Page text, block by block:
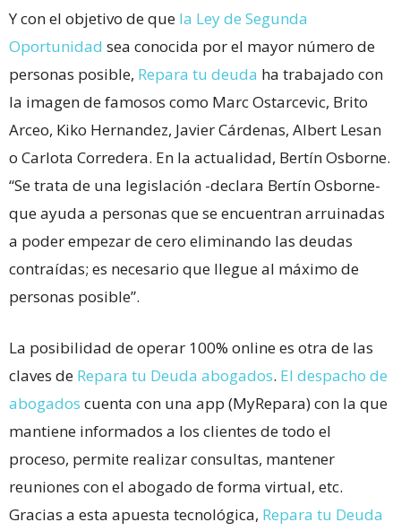
Y con el objetivo de que la Ley de Segunda
Oportunidad sea conocida por el mayor número de
personas posible, Repara tu deuda ha trabajado con
la imagen de famosos como Marc Ostarcevic, Brito
Arceo, Kiko Hernandez, Javier Cárdenas, Albert Lesan
o Carlota Corredera. En la actualidad, Bertín Osborne.
“Se trata de una legislación -declara Bertín Osborne-
que ayuda a personas que se encuentran arruinadas
a poder empezar de cero eliminando las deudas
contraídas; es necesario que llegue al máximo de
personas posible”.
La posibilidad de operar 100% online es otra de las
claves de Repara tu Deuda abogados. El despacho de
abogados cuenta con una app (MyRepara) con la que
mantiene informados a los clientes de todo el
proceso, permite realizar consultas, mantener
reuniones con el abogado de forma virtual, etc.
Gracias a esta apuesta tecnológica, Repara tu Deuda